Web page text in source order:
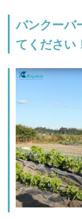
バンクーバ
てください